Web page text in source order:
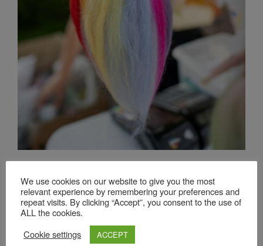
Lasă un răspuns
Adresa ta de email nu va fi publicată. Câmpurile obligatorii sunt
marcate cu*
Comentariu*
We use cookies on our website to give you the most
relevant experience by remembering your preferences and
repeat visits. By clicking “Accept”, you consent to the use of
ALL the cookies.
Cookie settings
ACCEPT